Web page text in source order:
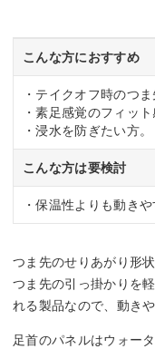
こんな方におすすめ
・テイクオフ時のつ
・素足感覚のフィッ
・浸水を防ぎたい方。
こんな方は要検討
・保温性よりも動き
つま先のせりあがり形
つま先の引っ掛かりを
れる製品なので、動き
足首のパネルはウォー